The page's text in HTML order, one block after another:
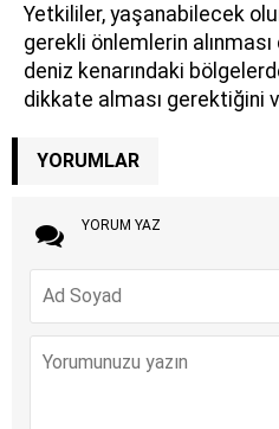
Yetkililer, yaşanabilecek
gerekli önlemlerin alınması
deniz kenarındaki
dikkate alması gerektiğini
YORUMLAR
YORUM YAZ